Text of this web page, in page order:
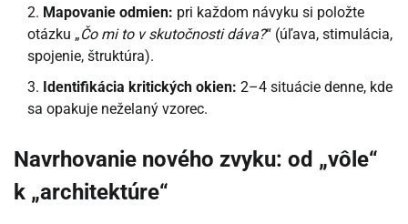
Mapovanie odmien: pri každom návyku si položte
otázku „Čo mi to v skutočnosti dáva?“ (úľava, stimulácia,
spojenie, štruktúra).
Identifikácia kritických okien: 2–4 situácie denne, kde
sa opakuje neželaný vzorec.
Navrhovanie nového zvyku: od „vôle“
k „architektúre“